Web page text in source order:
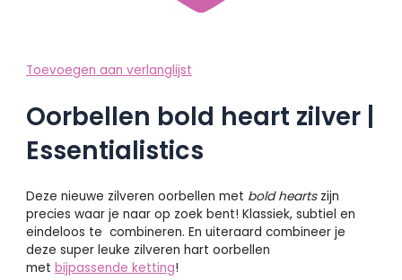
Toevoegen aan verlanglijst
Oorbellen bold heart zilver |
Essentialistics
Deze nieuwe zilveren oorbellen met bold heartszijn
precies waar je naar op zoek bent! Klassiek, subtiel en
eindeloos te combineren. En uiteraard combineer je
deze super leuke zilveren hart oorbellen
metbijpassende ketting!